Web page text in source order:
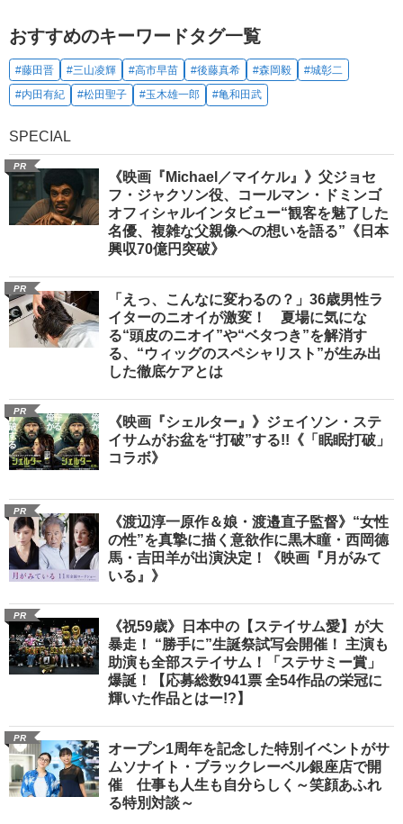
おすすめのキーワードタグ一覧
#藤田晋 #三山凌輝 #高市早苗 #後藤真希 #森岡毅
#城彰二
#内田有紀
#松田聖子 #玉木雄一郎 #亀和田武
SPECIAL
PR
《映画『Michael／マイケル』》父ジョセ
フ・ジャクソン役、コールマン・ドミンゴ
オフィシャルインタビュー“観客を魅了した
名優、複雑な父親像への想いを語る”《日本
興収70億円突破》
PR
「えっ、こんなに変わるの？」36歳男性ラ
イターのニオイが激変！ 夏場に気にな
る“頭皮のニオイ”や“ベタつき”を解消す
る、“ウィッグのスペシャリスト”が生み出
した徹底ケアとは
PR
《映画『シェルター』》ジェイソン・ステ
イサムがお盆を“打破”する!!《「眠眠打破」
コラボ》
PR
《渡辺淳一原作＆娘・渡邉直子監督》“女性
の性”を真摯に描く意欲作に黒木瞳・西岡德
馬・吉田羊が出演決定！《映画『月がみて
いる』》
PR
《祝59歳》日本中の【ステイサム愛】が大
暴走！ “勝手に”生誕祭試写会開催！ 主演も
助演も全部ステイサム！「ステサミー賞」
爆誕！【応募総数941票 全54作品の栄冠に
輝いた作品とはー!?】
PR
オープン1周年を記念した特別イベントがサ
ムソナイト・ブラックレーベル銀座店で開
催 仕事も人生も自分らしく～笑顔あふれ
る特別対談～